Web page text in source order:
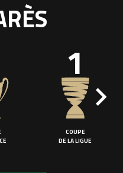
1
COUPE
DE LA LIGUE